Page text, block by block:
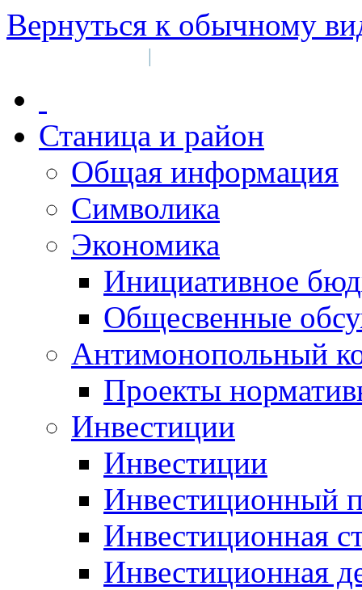
Вернуться к обычному
|
Станица и район
Общая информация
Символика
Экономика
Инициативное
Общесвенные
Антимонопольный
Проекты
Инвестиции
Инвестиции
Инвестиционный
Инвестиционная
Инвестиционная